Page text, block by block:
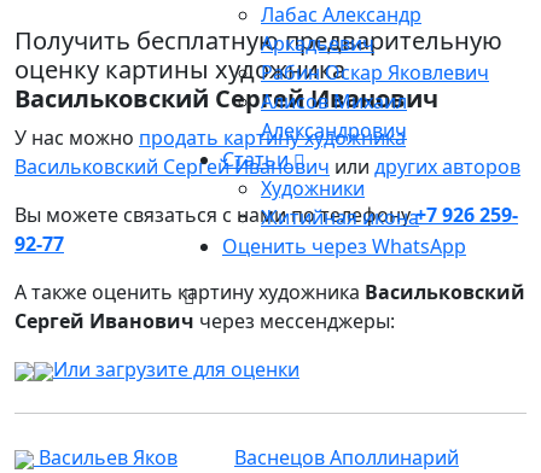
Лабас Александр
Аркадьевич
Рабин Оскар Яковлевич
Алисов Михаил
Александрович
Статьи
Художники
Житийная икона
Оценить через WhatsApp
Получить бесплатную предварительную
оценку картины художника
Васильковский Сергей Иванович
У нас можно продать картину художника
Васильковский Сергей Иванович или других авторов
Вы можете связаться с нами по телефону+7 926 259-
92-77
А также оценить картину художника Васильковский
Сергей Иванович через мессенджеры:
Или загрузите для оценки
Васильев Яков Васнецов Аполлинарий